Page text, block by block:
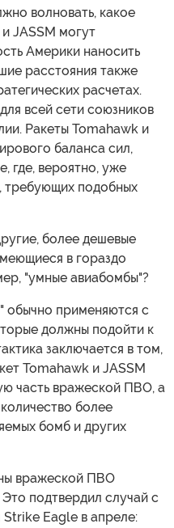
волновать, какое
JASSM могут
Америки наносить
расстояния также
расчетах.
всей сети союзников
Ракеты Tomahawk и
баланса сил,
где, вероятно, уже
требующих подобных
более дешевые
в гораздо
"умные авиабомбы"?
обычно применяются с
должны подойти к
заключается в том,
Tomahawk и JASSM
часть вражеской ПВО, а
более
бомб и других
вражеской ПВО
подтвердил случай с
Eagle в апреле: